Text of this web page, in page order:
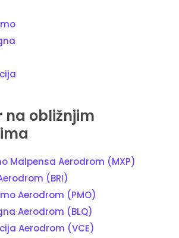
na obližnjim
Malpensa Aerodrom (MXP)
(BRI)
Aerodrom (PMO)
Aerodrom (BLQ)
Aerodrom (VCE)